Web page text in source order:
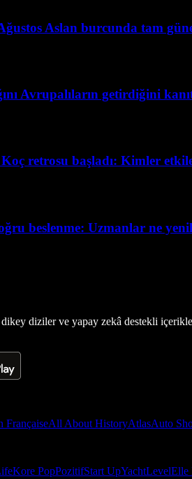
Aslan burcunda tam
Avrupalıların getirdiğini
retrosu başladı: Kimler
beslenme: Uzmanlar ne
diziler ve yapay zekâ destekli
FrançaiseAll About HistoryAtlasAuto
Kore PopPozitifStart UpYachtLevelElle